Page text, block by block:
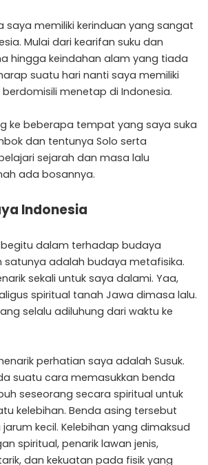
saya memiliki kerinduan yang sangat
Mulai dari kearifan suku dan
hingga keindahan alam yang tiada
suatu hari nanti saya memiliki
menetap di Indonesia.
ke beberapa tempat yang saya suka
dan tentunya Solo serta
sejarah dan masa lalu
ada bosannya.
Indonesia
dalam terhadap budaya
satunya adalah budaya metafisika.
sekali untuk saya dalami. Yaa,
spiritual tanah Jawa dimasa lalu.
selalu adiluhung dari waktu ke
perhatian saya adalah Susuk.
suatu cara memasukkan benda
seseorang secara spiritual untuk
kelebihan. Benda asing tersebut
kecil. Kelebihan yang dimaksud
spiritual, penarik lawan jenis,
dan kekuatan pada fisik yang